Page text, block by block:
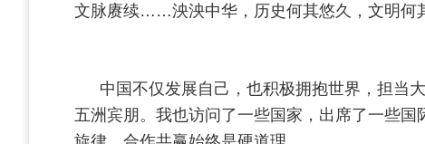
文脉赓续……泱泱中华，历史何其悠久，文明何
中国不仅发展自己，也积极拥抱世界，担当
五洲宾朋。我也访问了一些国家，出席了一些